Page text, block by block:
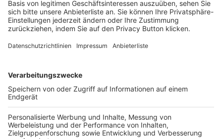
Login SpielPlus
FOLGE DEM BFV
TOP-VEREINE